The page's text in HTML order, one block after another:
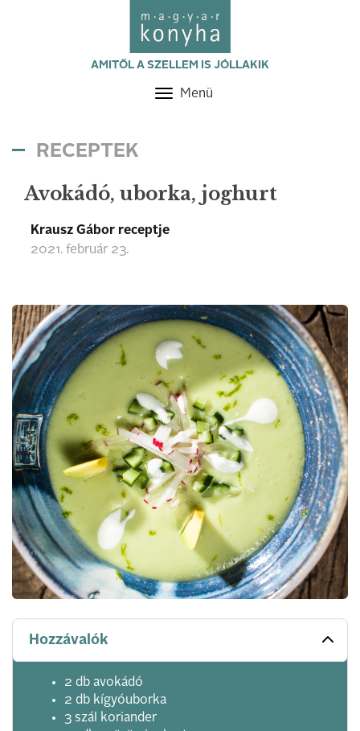
AMITŐL A SZELLEM IS JÓLLAKIK
Toggle
Menü
RECEPTEK
Avokádó, uborka, joghurt
Krausz Gábor receptje
2021. február 23.
Hozzávalók
2 db avokádó
2 db kígyóuborka
3 szál koriander